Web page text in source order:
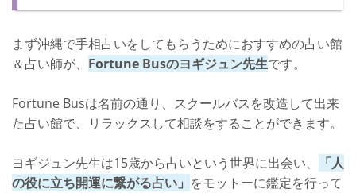
まず沖縄で手相占いをしてもらうためにおすすめの占い館
＆占い師が、 Fortune Busのヨギジュン先生です。
Fortune Busは名前の通り、スクールバスを改造して出来
た占い館で、リラックスして相談をすることができます。
ヨギジュン先生は15歳から占いという世界に出会い、
「人
の役に立ち開運に繋がる占い」 をモットーに鑑定を行って